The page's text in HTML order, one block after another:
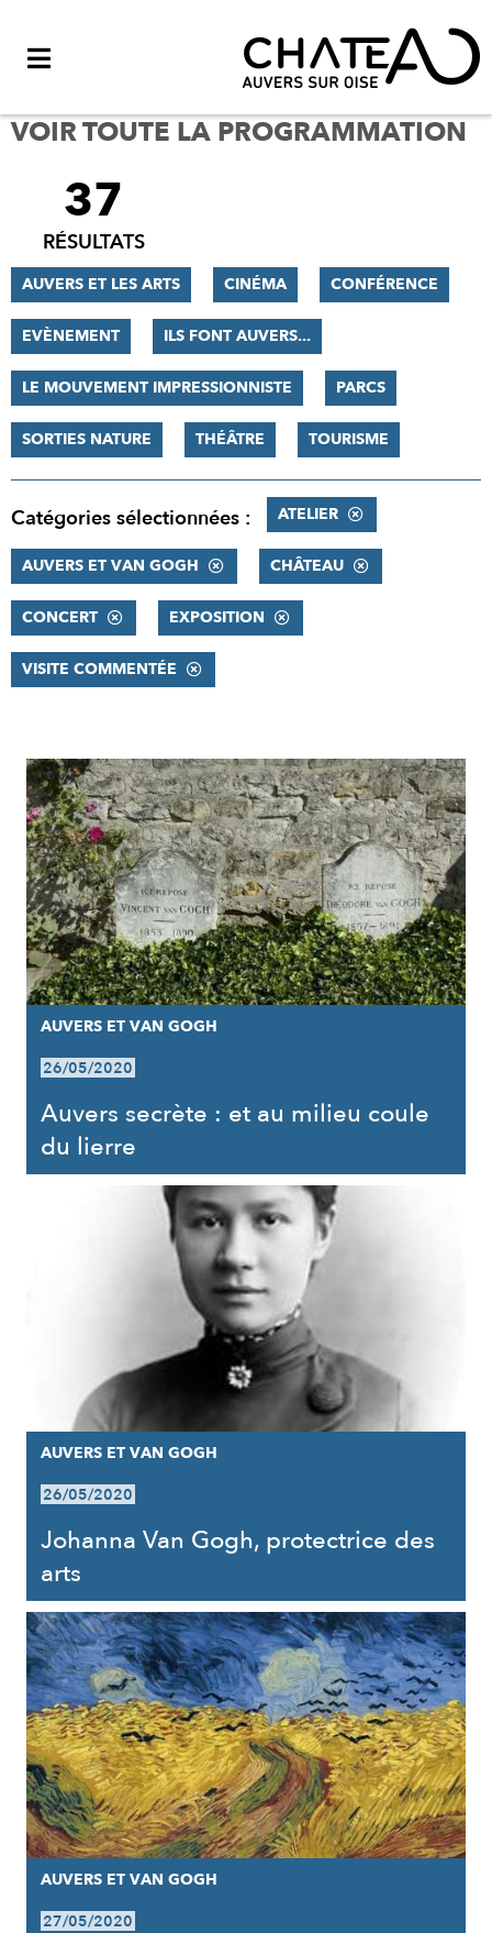
VOIR TOUTE LA PROGRAMMATION
FILTRER
RÉSULTATS
37
RÉSULTATS
AUVERS ET LES ARTS CINÉMA CONFÉRENCE
EVÈNEMENT ILS FONT AUVERS...
LE MOUVEMENT IMPRESSIONNISTE PARCS
SORTIES NATURE THÉÂTRE TOURISME
Catégories sélectionnées : ATELIER
AUVERS ET VAN GOGH CHÂTEAU
CONCERT EXPOSITION
VISITE COMMENTÉE
RÉSULTATS
AUVERS ET VAN GOGH
26/05/2020
Auvers secrète : et au milieu coule
du lierre
AUVERS ET VAN GOGH
26/05/2020
Johanna Van Gogh, protectrice des
arts
AUVERS ET VAN GOGH
27/05/2020